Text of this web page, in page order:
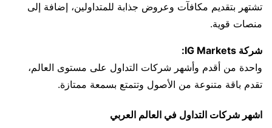
تشتهر بتقديم مكافآت وعروض جذابة للمتداولين، إضافة إلى
منصات قوية.
شركة IG Markets:
واحدة من أقدم وأشهر شركات التداول على مستوى العالم،
تقدم باقة متنوعة من الأصول وتتمتع بسمعة ممتازة.
اشهر شركات التداول في العالم العربي